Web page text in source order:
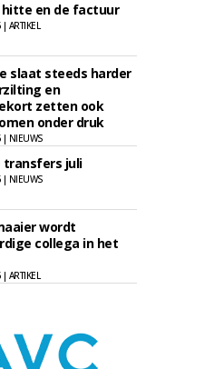
hitte en de factuur
ARTIKEL
slaat steeds harder
en
zetten ook
onder druk
| NIEUWS
transfers juli
| NIEUWS
wordt
collega in het
ARTIKEL